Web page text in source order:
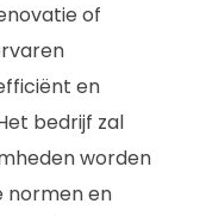
of
en
bedrijf zal
worden
normen en